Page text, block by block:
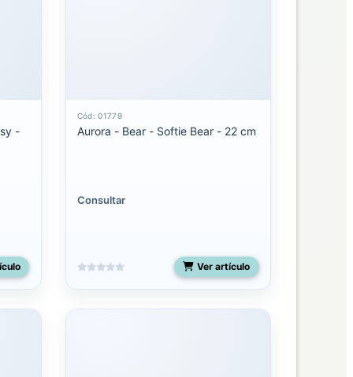
-
Cód: 01779
Aurora - Bear - Softie Bear - 22 cm
Consultar
Ver artículo